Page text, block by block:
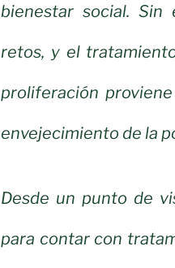
bienestar social. Sin
retos, y el
proliferación
envejecimiento de la
Desde un punto de
para contar con